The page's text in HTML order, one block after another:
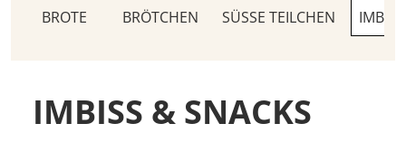
BROTE BRÖTCHEN SÜSSE TEILCHEN
IMBISS & SNACKS